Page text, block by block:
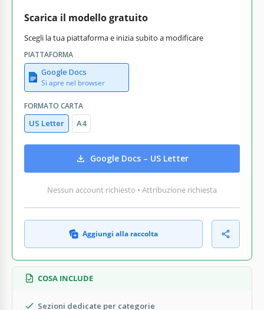
Scarica il modello gratuito
Scegli la tua piattaforma e inizia subito a modificare
PIATTAFORMA
Google Docs
Si apre nel browser
FORMATO CARTA
US Letter A4
Google Docs – US Letter
Nessun account richiesto • Attribuzione richiesta
Aggiungi alla raccolta
COSA INCLUDE
Sezioni dedicate per categorie